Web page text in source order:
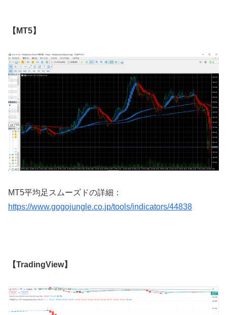
【MT5】
MT5平均足スムーズドの詳細：
https://www.gogojungle.co.jp/tools/indicators/44838
【TradingView】